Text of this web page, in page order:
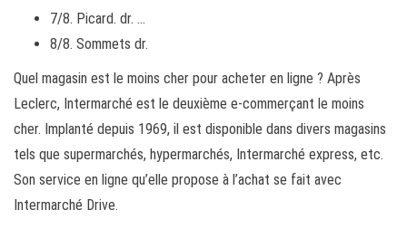
7/8. Picard. dr. …
8/8. Sommets dr.
Quel magasin est le moins cher pour acheter en ligne ? Après
Leclerc, Intermarché est le deuxième e-commerçant le moins
cher. Implanté depuis 1969, il est disponible dans divers magasins
tels que supermarchés, hypermarchés, Intermarché express, etc.
Son service en ligne qu’elle propose à l’achat se fait avec
Intermarché Drive.